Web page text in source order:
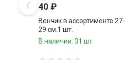
40 ₽
Венчик в ассортименте 27-
29 см.1 шт.
В наличии: 31 шт.